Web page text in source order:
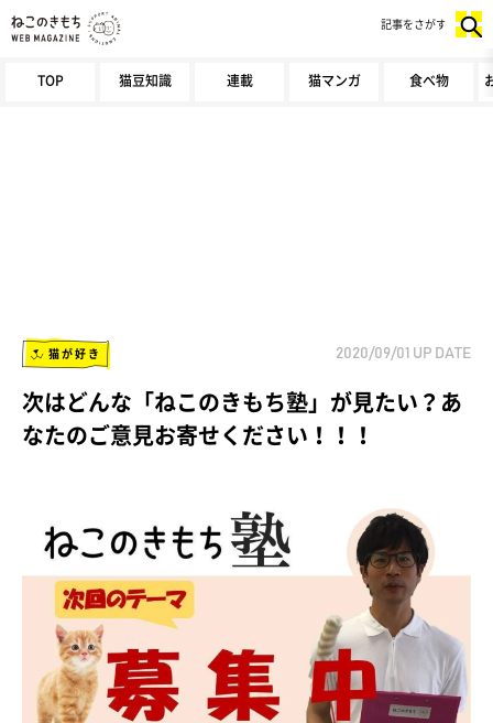
TOP 猫豆知識 連載 猫マンガ 食べ物
記事をさがす
猫が好き 2020/09/01 UP DATE
次はどんな「ねこのきもち塾」が見たい？あ
なたのご意見お寄せください！！！